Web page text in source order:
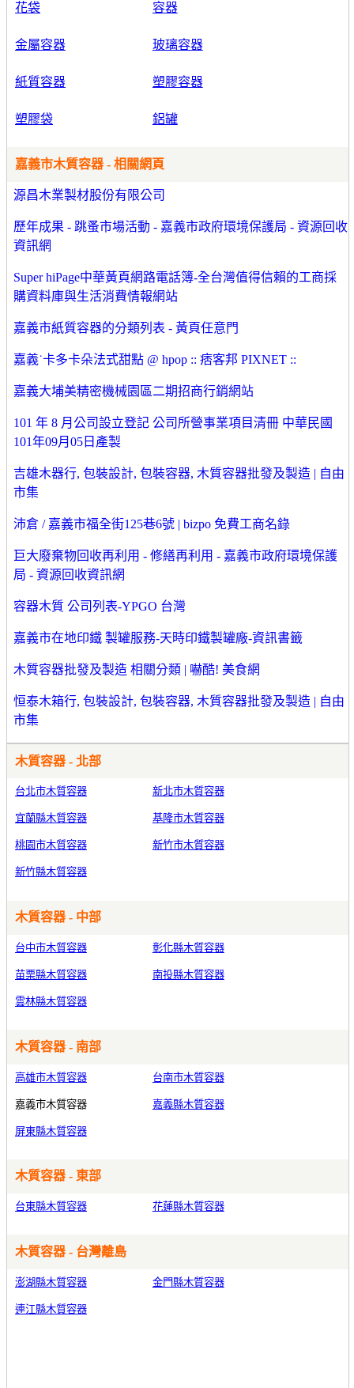
花袋 容器
金屬容器 玻璃容器
紙質容器 塑膠容器
塑膠袋 鋁罐
嘉義市木質容器 - 相關網頁
源昌木業製材股份有限公司
歷年成果 - 跳蚤市場活動 - 嘉義市政府環境保護局 - 資源回收
資訊網
Super hiPage中華黃頁網路電話簿-全台灣值得信賴的工商採
購資料庫與生活消費情報網站
嘉義市紙質容器的分類列表 - 黃頁任意門
嘉義˙卡多卡朵法式甜點 @ hpop :: 痞客邦 PIXNET ::
嘉義大埔美精密機械園區二期招商行銷網站
101 年 8 月公司設立登記 公司所營事業項目清冊 中華民國
101年09月05日產製
吉雄木器行, 包裝設計, 包裝容器, 木質容器批發及製造 | 自由
市集
沛倉 / 嘉義市福全街125巷6號 | bizpo 免費工商名錄
巨大廢棄物回收再利用 - 修繕再利用 - 嘉義市政府環境保護
局 - 資源回收資訊網
容器木質 公司列表-YPGO 台灣
嘉義市在地印鐵 製罐服務-天時印鐵製罐廠-資訊書籤
木質容器批發及製造 相關分類 | 嚇酷! 美食網
恒泰木箱行, 包裝設計, 包裝容器, 木質容器批發及製造 | 自由
市集
木質容器 - 北部
台北市木質容器 新北市木質容器
宜蘭縣木質容器 基隆市木質容器
桃園市木質容器 新竹市木質容器
新竹縣木質容器
木質容器 - 中部
台中市木質容器 彰化縣木質容器
苗栗縣木質容器 南投縣木質容器
雲林縣木質容器
木質容器 - 南部
高雄市木質容器 台南市木質容器
嘉義市木質容器 嘉義縣木質容器
屏東縣木質容器
木質容器 - 東部
台東縣木質容器 花蓮縣木質容器
木質容器 - 台灣離島
澎湖縣木質容器 金門縣木質容器
連江縣木質容器